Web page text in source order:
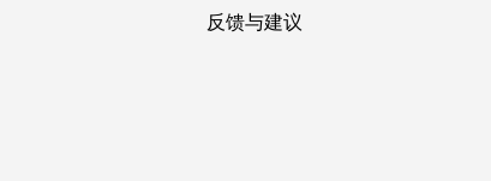
反馈与建议